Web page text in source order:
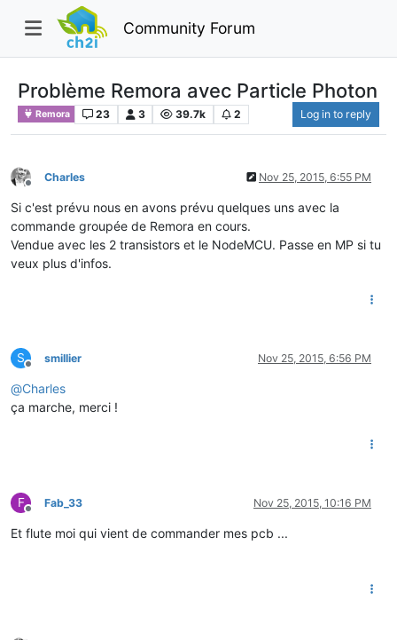
Community Forum
Problème Remora avec Particle Photon
Remora 23 3 39.7k 2 Log in to reply
Offline
Charles Nov 25, 2015, 6:55 PM
Si c'est prévu nous en avons prévu quelques uns avec la
commande groupée de Remora en cours.
Vendue avec les 2 transistors et le NodeMCU. Passe en MP si tu
veux plus d'infos.
S
Offline
smillier Nov 25, 2015, 6:56 PM
@Charles
ça marche, merci !
F
Offline
Fab_33 Nov 25, 2015, 10:16 PM
Et flute moi qui vient de commander mes pcb ...